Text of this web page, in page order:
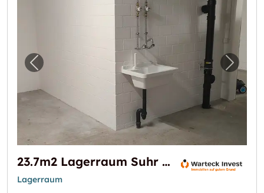
Vorheriges Bild für "23.7m2 Lagerraum Suhr
23.7m2 Lagerraum Suhr - Gönhardweg 11A (VERFÜGBAR AB MITTE SEPTEMBER)
Lagerraum